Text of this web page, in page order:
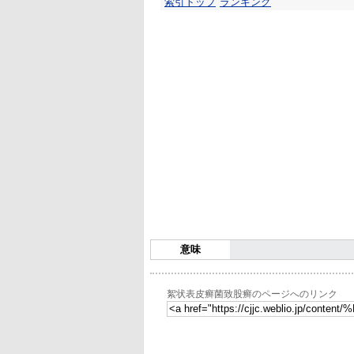
意味
絮状表皮癣菌致股癣のページへのリンク